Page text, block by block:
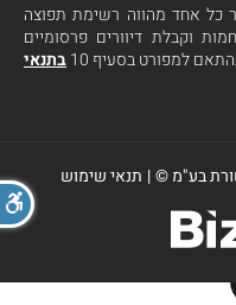
כל אחד מהווה רשימת תפוצה
וקבלת דיוורים פרסומיים
למפורט בסעיף 10
בתנאי
בע"מ ©| תנאי שימוש